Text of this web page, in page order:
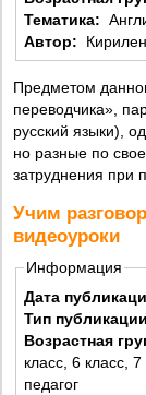
Тематика:
Автор:
Предметом
переводчика»,
русский языки),
но разные по
затруднения при
Учим
видеоуроки
Информация
Дата
Тип
Возрастная
класс, 6 класс,
педагог